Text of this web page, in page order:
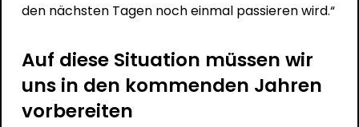
den nächsten Tagen noch einmal passieren wird.“
Auf diese Situation müssen wir
uns in den kommenden Jahren
vorbereiten